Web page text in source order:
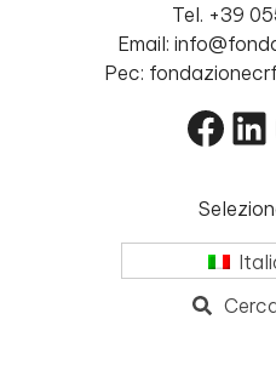
Tel. +39
Email:
Pec: